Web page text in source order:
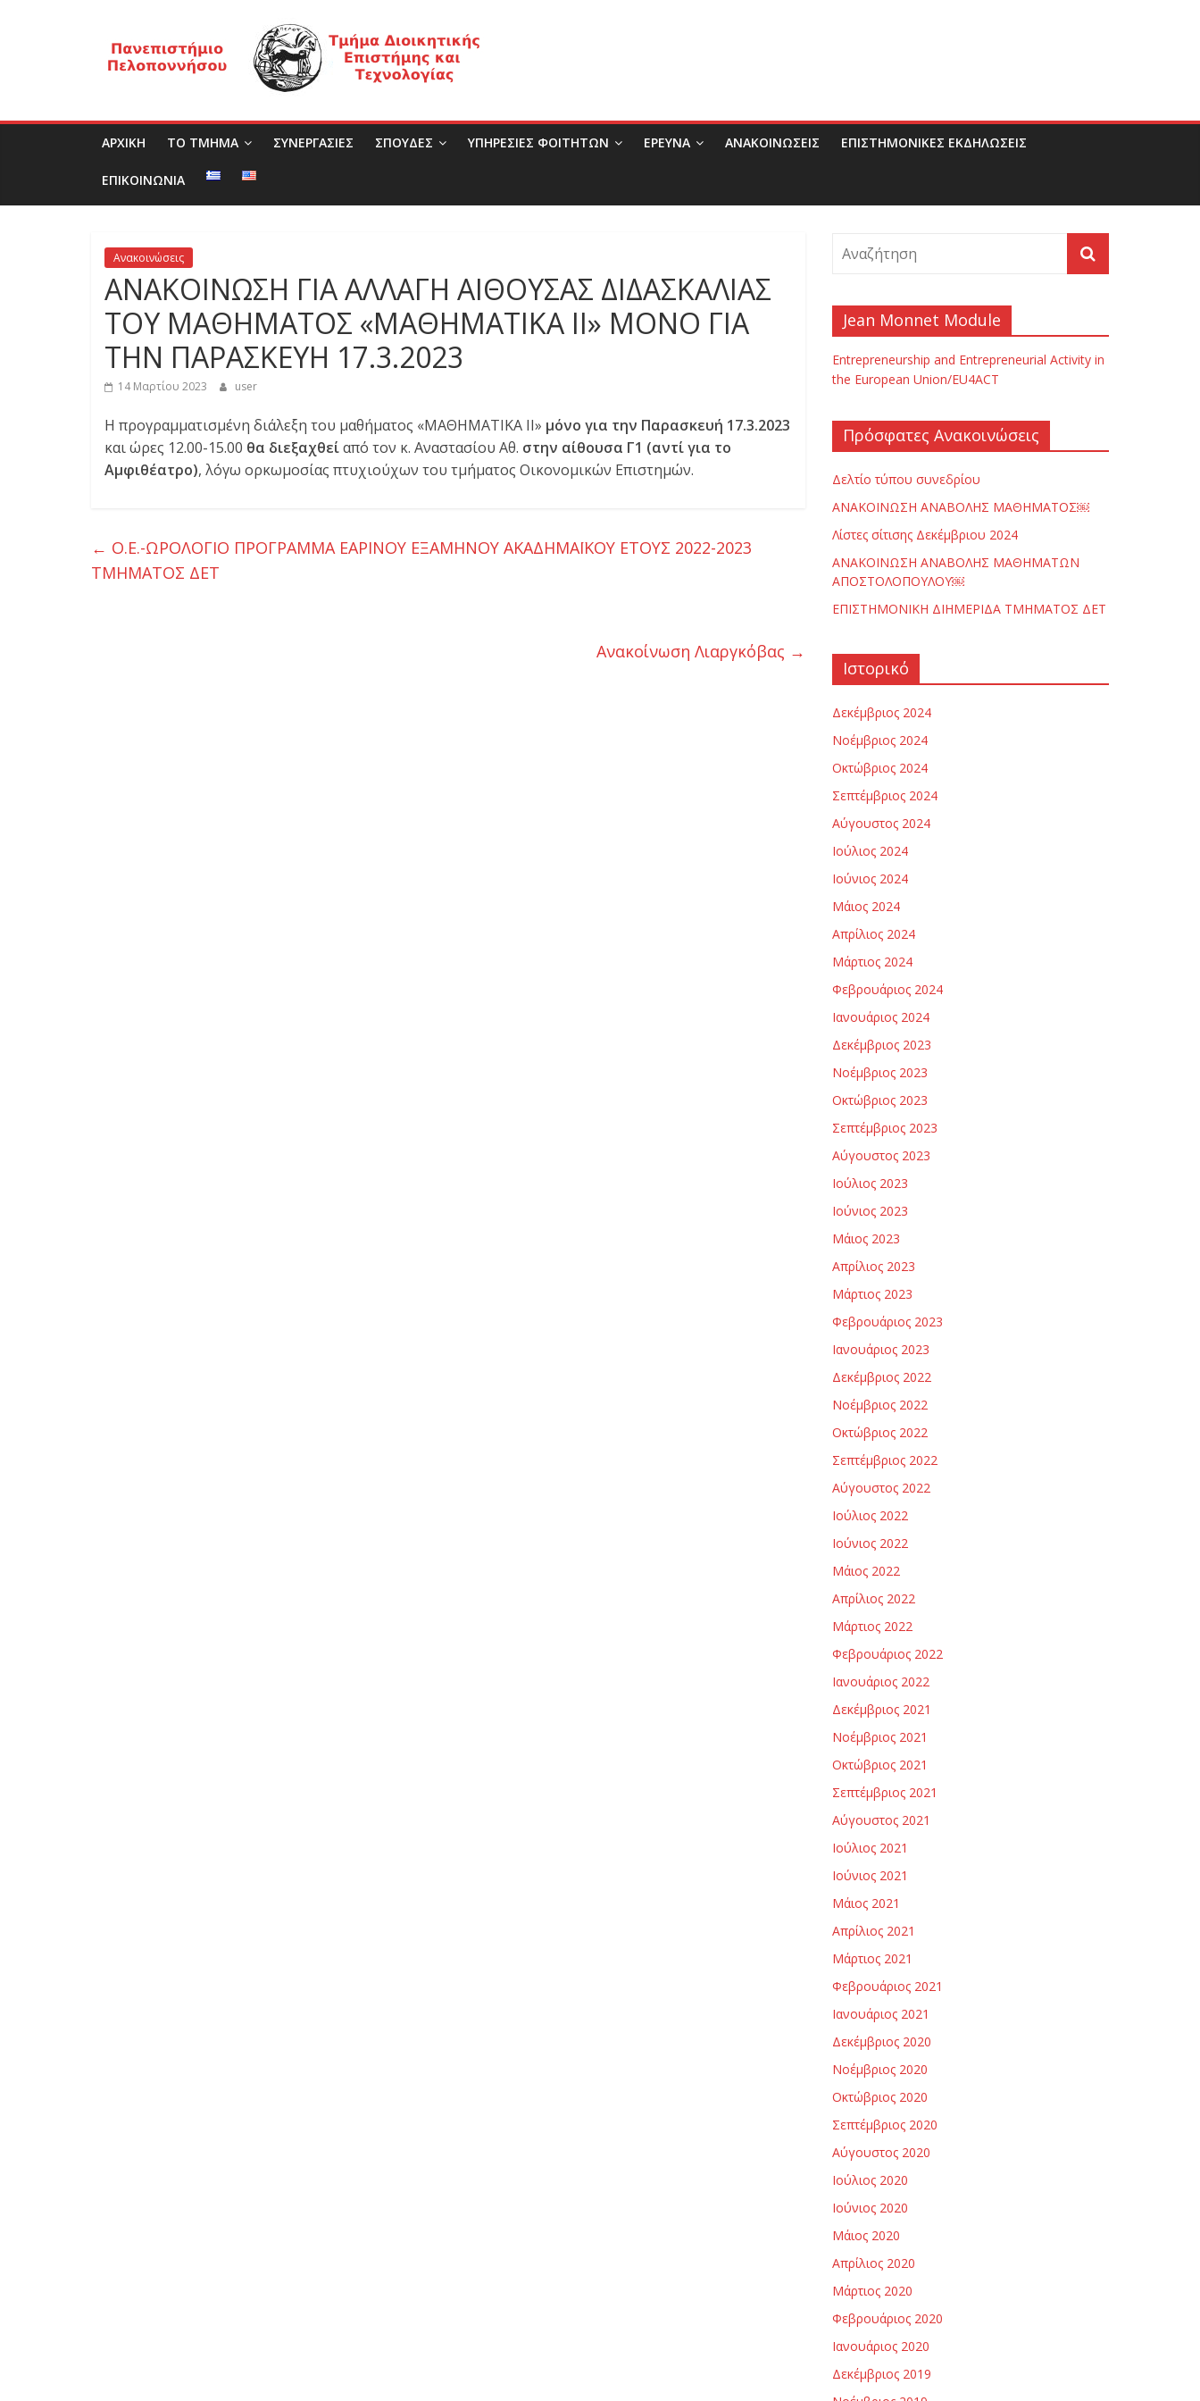
Τ
ή
μ
α
Δ
ο
κ
η
τ
ΑΡΧΙΚΗ ΤΟ ΤΜΗΜΑ ΣΥΝΕΡΓΑΣΙΕΣ ΣΠΟΥΔΕΣ ΥΠΗΡΕΣΙΕΣ ΦΟΙΤΗΤΩΝ ΈΡΕΥΝΑ ΑΝΑΚΟΙΝΩΣΕΙΣ ΕΠΙΣΤΗΜΟΝΙΚΕΣ ΕΚΔΗΛΩΣΕΙΣ
ΕΠΙΚΟΙΝΩΝΙΑ
Ανακοινώσεις
ΑΝΑΚΟΙΝΩΣΗ ΓΙΑ ΑΛΛΑΓΗ ΑΙΘΟΥΣΑΣ ΔΙΔΑΣΚΑΛΙΑΣ
ΤΟΥ ΜΑΘΗΜΑΤΟΣ «ΜΑΘΗΜΑΤΙΚΑ ΙΙ» ΜΟΝΟ ΓΙΑ
ΤΗΝ ΠΑΡΑΣΚΕΥΗ 17.3.2023
14 Μαρτίου 2023 user
Η προγραμματισμένη διάλεξη του μαθήματος «ΜΑΘΗΜΑΤΙΚΑ ΙΙ» μόνο για την Παρασκευή 17.3.2023
και ώρες 12.00-15.00 θα διεξαχθείαπό τον κ. Αναστασίου Αθ. στην αίθουσα Γ1 (αντί για το
Αμφιθέατρο), λόγω ορκωμοσίας πτυχιούχων του τμήματος Οικονομικών Επιστημών.
← Ο.Ε.-ΩΡΟΛΟΓΙΟ ΠΡΟΓΡΑΜΜΑ ΕΑΡΙΝΟΥ ΕΞΑΜΗΝΟΥ ΑΚΑΔΗΜΑΪΚΟΥ ΕΤΟΥΣ 2022-2023
ΤΜΗΜΑΤΟΣ ΔΕΤ
Ανακοίνωση Λιαργκόβας →
Jean Monnet Module
Entrepreneurship and Entrepreneurial Activity in
the European Union/EU4ACT
Πρόσφατες Ανακοινώσεις
Δελτίο τύπου συνεδρίου
ΑΝΑΚΟΙΝΩΣΗ ΑΝΑΒΟΛΗΣ ΜΑΘΗΜΑΤΟΣ￼
Λίστες σίτισης Δεκέμβριου 2024
ΑΝΑΚΟΙΝΩΣΗ ΑΝΑΒΟΛΗΣ ΜΑΘΗΜΑΤΩΝ
ΑΠΟΣΤΟΛΟΠΟΥΛΟΥ￼
ΕΠΙΣΤΗΜΟΝΙΚΗ ΔΙΗΜΕΡΙΔΑ ΤΜΗΜΑΤΟΣ ΔΕΤ
Ιστορικό
Δεκέμβριος 2024
Νοέμβριος 2024
Οκτώβριος 2024
Σεπτέμβριος 2024
Αύγουστος 2024
Ιούλιος 2024
Ιούνιος 2024
Μάιος 2024
Απρίλιος 2024
Μάρτιος 2024
Φεβρουάριος 2024
Ιανουάριος 2024
Δεκέμβριος 2023
Νοέμβριος 2023
Οκτώβριος 2023
Σεπτέμβριος 2023
Αύγουστος 2023
Ιούλιος 2023
Ιούνιος 2023
Μάιος 2023
Απρίλιος 2023
Μάρτιος 2023
Φεβρουάριος 2023
Ιανουάριος 2023
Δεκέμβριος 2022
Νοέμβριος 2022
Οκτώβριος 2022
Σεπτέμβριος 2022
Αύγουστος 2022
Ιούλιος 2022
Ιούνιος 2022
Μάιος 2022
Απρίλιος 2022
Μάρτιος 2022
Φεβρουάριος 2022
Ιανουάριος 2022
Δεκέμβριος 2021
Νοέμβριος 2021
Οκτώβριος 2021
Σεπτέμβριος 2021
Αύγουστος 2021
Ιούλιος 2021
Ιούνιος 2021
Μάιος 2021
Απρίλιος 2021
Μάρτιος 2021
Φεβρουάριος 2021
Ιανουάριος 2021
Δεκέμβριος 2020
Νοέμβριος 2020
Οκτώβριος 2020
Σεπτέμβριος 2020
Αύγουστος 2020
Ιούλιος 2020
Ιούνιος 2020
Μάιος 2020
Απρίλιος 2020
Μάρτιος 2020
Φεβρουάριος 2020
Ιανουάριος 2020
Δεκέμβριος 2019